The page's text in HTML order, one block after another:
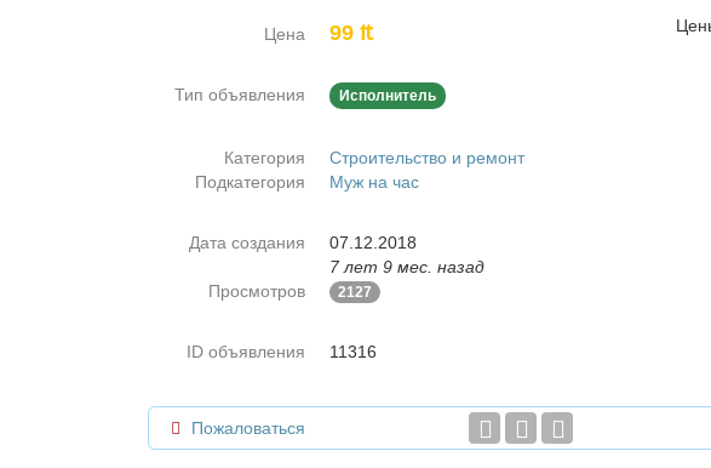
Цена 99 ₶
Тип объявления Исполнитель
Категория
Строительство и ремонт
Подкатегория
Муж на час
Дата создания
07.12.2018
7 лет 9 мес. назад
Просмотров
2127
ID объявления 11316
Пожаловаться